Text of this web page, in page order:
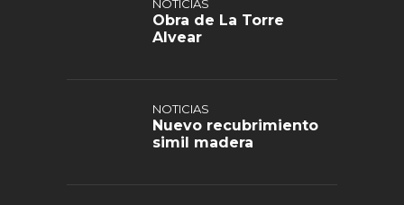
NOTICIAS
Obra de La Torre
Alvear
NOTICIAS
Nuevo recubrimiento
simil madera